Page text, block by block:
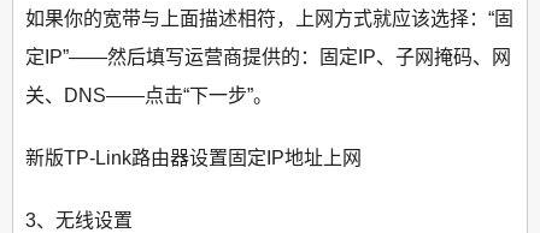
如果你的宽带与上面描述相符，上网方式就应该选择：“固
定IP”——然后填写运营商提供的：固定IP、子网掩码、网
关、DNS——点击“下一步”。
新版TP-Link路由器设置固定IP地址上网
3、无线设置